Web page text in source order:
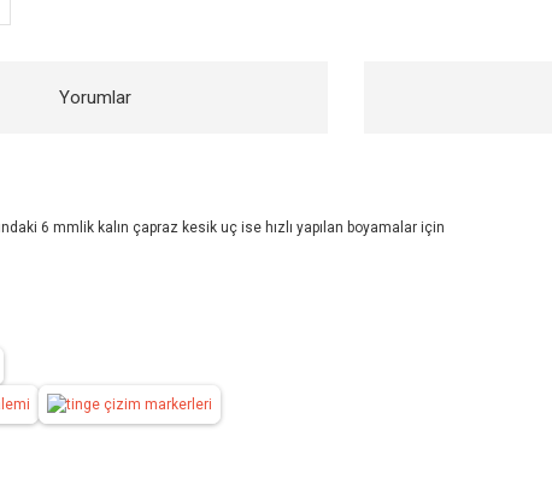
Yorumlar
6 mmlik kalın çapraz kesik uç ise hızlı yapılan boyamalar için